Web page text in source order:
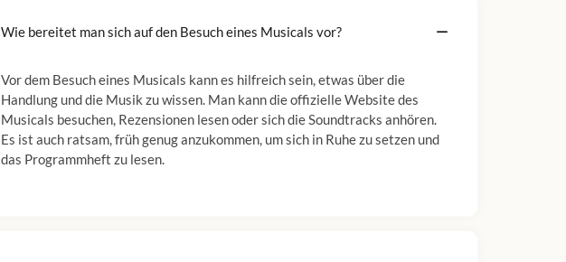
Wie bereitet man sich auf den Besuch eines Musicals vor?
Vor dem Besuch eines Musicals kann es hilfreich sein, etwas über die
Handlung und die Musik zu wissen. Man kann die offizielle Website des
Musicals besuchen, Rezensionen lesen oder sich die Soundtracks anhören.
Es ist auch ratsam, früh genug anzukommen, um sich in Ruhe zu setzen und
das Programmheft zu lesen.